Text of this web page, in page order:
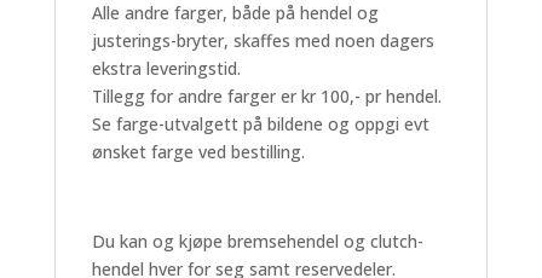
Alle andre farger, både på hendel og
justerings-bryter, skaffes med noen dagers
ekstra leveringstid.
Tillegg for andre farger er kr 100,- pr hendel.
Se farge-utvalgett på bildene og oppgi evt
ønsket farge ved bestilling.
Du kan og kjøpe bremsehendel og clutch-
hendel hver for seg samt reservedeler.